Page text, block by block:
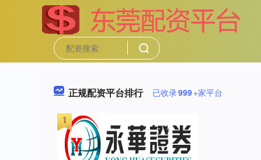
正规配资平台排行 已收录999+家平台